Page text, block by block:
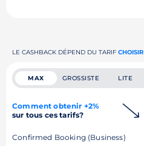
LE CASHBACK DÉPEND DU TARIF CHOISIR
MAX GROSSISTE LITE
Comment obtenir +2%
sur tous ces tarifs?
Confirmed Booking (Business)